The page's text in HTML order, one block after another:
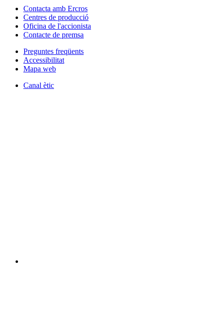
Contacta amb Ercros
Centres de producció
Oficina de l'accionista
Contacte de premsa
Preguntes freqüents
Accessibilitat
Mapa web
Canal ètic